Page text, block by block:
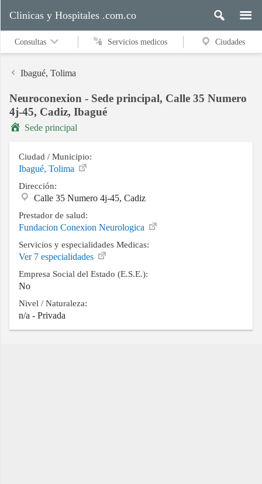
Servicios
medicos
Ciudades
Buscar
Contacto
Clinicas y Hospitales .com.co
Consultas Servicios medicos Ciudades
Ibagué, Tolima
Neuroconexion - Sede principal, Calle 35 Numero
4j-45, Cadiz, Ibagué
Sede principal
Ciudad / Municipio:
Ibagué, Tolima
Dirección:
Calle 35 Numero 4j-45, Cadiz
Prestador de salud:
Fundacion Conexion Neurologica
Servicios y especialidades Medicas:
Ver 7 especialidades
Empresa Social del Estado (E.S.E.):
No
Nivel / Naturaleza:
n/a - Privada